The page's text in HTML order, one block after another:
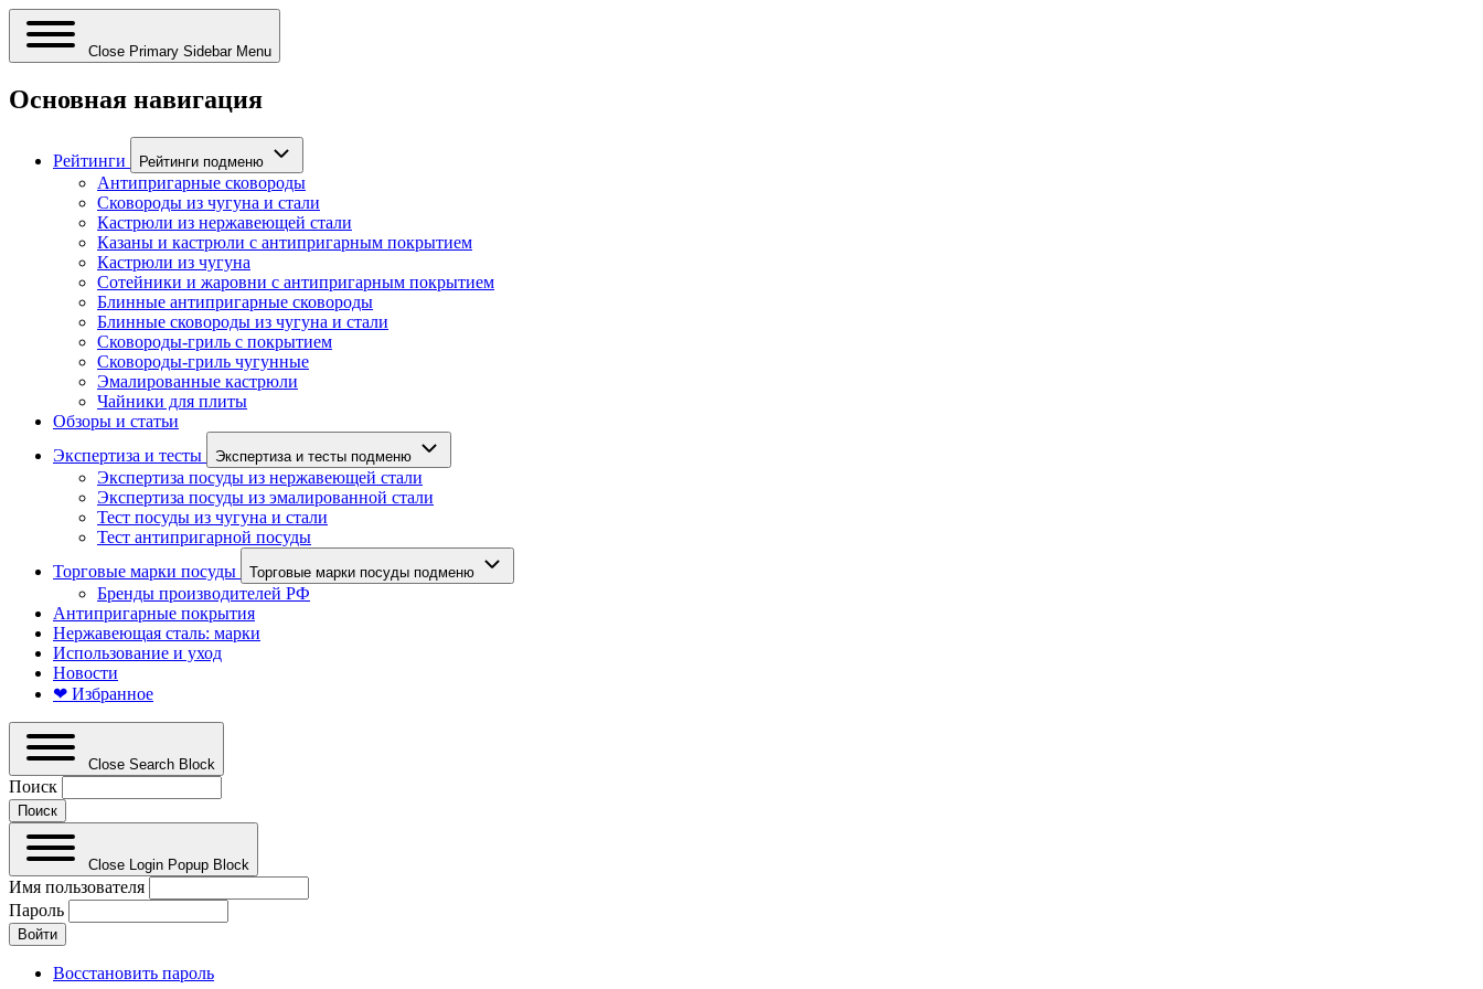
Close Primary Sidebar Menu
Основная навигация
Рейтинги Рейтинги подменю
Антипригарные сковороды
Сковороды из чугуна и стали
Кастрюли из нержавеющей стали
Казаны и кастрюли с антипригарным покрытием
Кастрюли из чугуна
Сотейники и жаровни с антипригарным покрытием
Блинные антипригарные сковороды
Блинные сковороды из чугуна и стали
Сковороды-гриль с покрытием
Сковороды-гриль чугунные
Эмалированные кастрюли
Чайники для плиты
Обзоры и статьи
Экспертиза и тесты
Экспертиза и тесты подменю
Экспертиза посуды из нержавеющей стали
Экспертиза посуды из эмалированной стали
Тест посуды из чугуна и стали
Тест антипригарной посуды
Торговые марки посуды
Торговые марки посуды подменю
Бренды производителей РФ
Антипригарные покрытия
Нержавеющая сталь: марки
Использование и уход
Новости
❤ Избранное
Close Search Block
Поиск
Close Login Popup Block
Имя пользователя
Пароль
Восстановить пароль